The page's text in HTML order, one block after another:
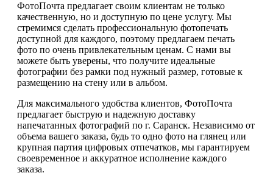
ФотоПочта предлагает своим клиентам не только
качественную, но и доступную по цене услугу. Мы
стремимся сделать профессиональную фотопечать
доступной для каждого, поэтому предлагаем печать
фото по очень привлекательным ценам. С нами вы
можете быть уверены, что получите идеальные
фотографии без рамки под нужный размер, готовые к
размещению на стену или в альбом.
Для максимального удобства клиентов, ФотоПочта
предлагает быструю и надежную доставку
напечатанных фотографий по г. Саранск. Независимо от
объема вашего заказа, будь то одно фото на глянец или
крупная партия цифровых отпечатков, мы гарантируем
своевременное и аккуратное исполнение каждого
заказа.